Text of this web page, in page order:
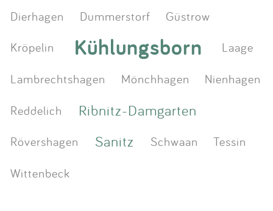
Dierhagen Dummerstorf
Güstrow
Kröpelin
Kühlungsborn
Laage
Lambrechtshagen
Mönchhagen
Nienhagen
Reddelich
Ribnitz-Damgarten
Rövershagen Sanitz Schwaan
Tessin
Wittenbeck